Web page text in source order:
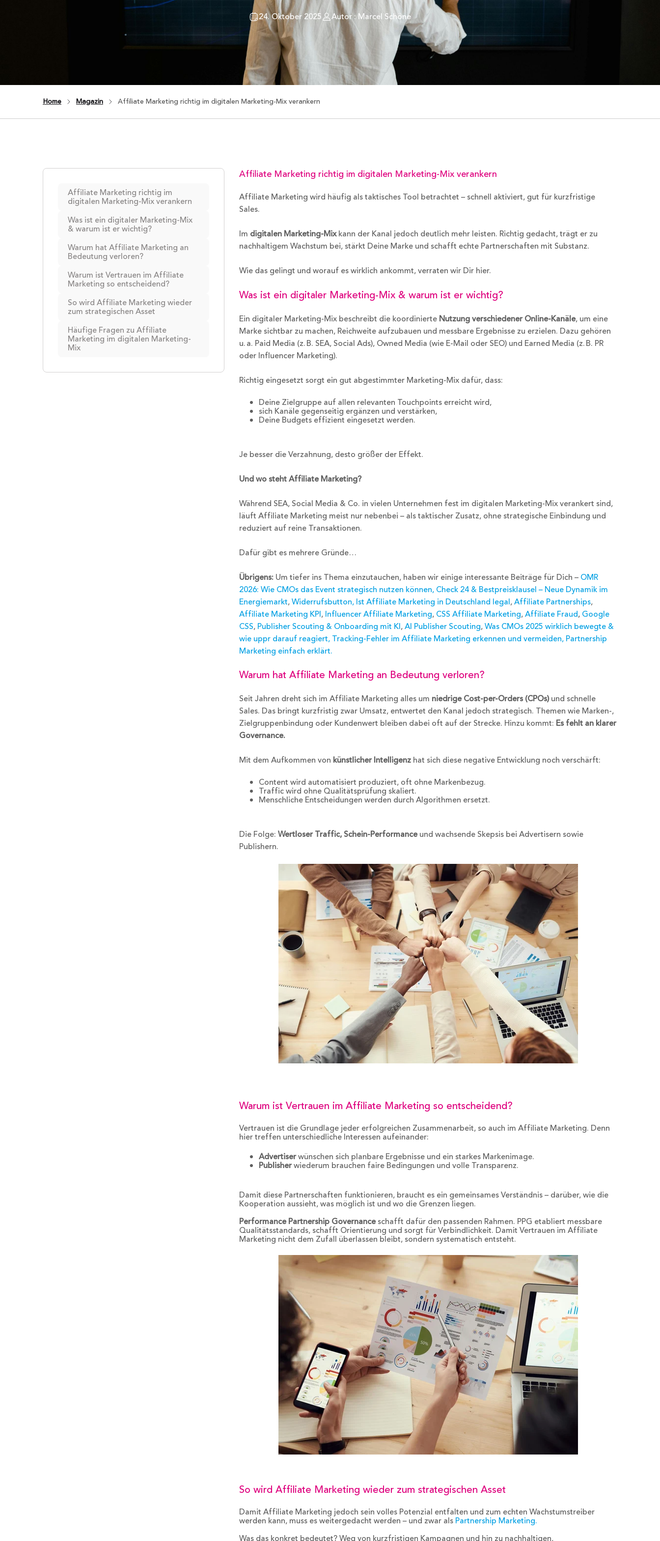
24. Oktober 2025 Autor : Marcel Schöne
Home Magazin Affiliate Marketing richtig im digitalen Marketing-Mix verankern
Affiliate Marketing richtig im
digitalen Marketing-Mix verankern
Was ist ein digitaler Marketing-Mix
& warum ist er wichtig?
Warum hat Affiliate Marketing an
Bedeutung verloren?
Warum ist Vertrauen im Affiliate
Marketing so entscheidend?
So wird Affiliate Marketing wieder
zum strategischen Asset
Häufige Fragen zu Affiliate
Marketing im digitalen Marketing-
Mix
Affiliate Marketing richtig im digitalen Marketing-Mix verankern
Affiliate Marketing wird häufig als taktisches Tool betrachtet – schnell aktiviert, gut für kurzfristige
Sales.
Im digitalen Marketing-Mixkann der Kanal jedoch deutlich mehr leisten. Richtig gedacht, trägt er zu
nachhaltigem Wachstum bei, stärkt Deine Marke und schafft echte Partnerschaften mit Substanz.
Wie das gelingt und worauf es wirklich ankommt, verraten wir Dir hier.
Was ist ein digitaler Marketing-Mix & warum ist er wichtig?
Ein digitaler Marketing-Mix beschreibt die koordinierte Nutzung verschiedener Online-Kanäle, um eine
Marke sichtbar zu machen, Reichweite aufzubauen und messbare Ergebnisse zu erzielen. Dazu gehören
u. a. Paid Media (z. B. SEA, Social Ads), Owned Media (wie E-Mail oder SEO) und Earned Media (z. B. PR
oder Influencer Marketing).
Richtig eingesetzt sorgt ein gut abgestimmter Marketing-Mix dafür, dass:
Deine Zielgruppe auf allen relevanten Touchpoints erreicht wird,
sich Kanäle gegenseitig ergänzen und verstärken,
Deine Budgets effizient eingesetzt werden.
Je besser die Verzahnung, desto größer der Effekt.
Und wo steht Affiliate Marketing?
Während SEA, Social Media & Co. in vielen Unternehmen fest im digitalen Marketing-Mix verankert sind,
läuft Affiliate Marketing meist nur nebenbei – als taktischer Zusatz, ohne strategische Einbindung und
reduziert auf reine Transaktionen.
Dafür gibt es mehrere Gründe…
Übrigens: Um tiefer ins Thema einzutauchen, haben wir einige interessante Beiträge für Dich – OMR
2026: Wie CMOs das Event strategisch nutzen können, Check 24 & Bestpreisklausel – Neue Dynamik im
Energiemarkt,Widerrufsbutton, Ist Affiliate Marketing in Deutschland legal,Affiliate Partnerships,
Affiliate Marketing KPI, Influencer Affiliate Marketing, CSS Affiliate Marketing,Affiliate Fraud, Google
CSS, Publisher Scouting & Onboarding mit KI,AI Publisher Scouting,Was CMOs 2025 wirklich bewegte &
wie uppr darauf reagiert, Tracking-Fehler im Affiliate Marketing erkennen und vermeiden, Partnership
Marketing einfach erklärt.
Warum hat Affiliate Marketing an Bedeutung verloren?
Seit Jahren dreht sich im Affiliate Marketing alles um niedrige Cost-per-Orders (CPOs)und schnelle
Sales. Das bringt kurzfristig zwar Umsatz, entwertet den Kanal jedoch strategisch. Themen wie Marken-,
Zielgruppenbindung oder Kundenwert bleiben dabei oft auf der Strecke. Hinzu kommt: Es fehlt an klarer
Governance.
Mit dem Aufkommen von künstlicher Intelligenz hat sich diese negative Entwicklung noch verschärft:
Content wird automatisiert produziert, oft ohne Markenbezug.
Traffic wird ohne Qualitätsprüfung skaliert.
Menschliche Entscheidungen werden durch Algorithmen ersetzt.
Die Folge: Wertloser Traffic, Schein-Performanceund wachsende Skepsis bei Advertisern sowie
Publishern.
Warum ist Vertrauen im Affiliate Marketing so entscheidend?
Vertrauen ist die Grundlage jeder erfolgreichen Zusammenarbeit, so auch im Affiliate Marketing. Denn
hier treffen unterschiedliche Interessen aufeinander:
Advertiserwünschen sich planbare Ergebnisse und ein starkes Markenimage.
Publisherwiederum brauchen faire Bedingungen und volle Transparenz.
Damit diese Partnerschaften funktionieren, braucht es ein gemeinsames Verständnis – darüber, wie die
Kooperation aussieht, was möglich ist und wo die Grenzen liegen.
Performance Partnership Governanceschafft dafür den passenden Rahmen. PPG etabliert messbare
Qualitätsstandards, schafft Orientierung und sorgt für Verbindlichkeit. Damit Vertrauen im Affiliate
Marketing nicht dem Zufall überlassen bleibt, sondern systematisch entsteht.
So wird Affiliate Marketing wieder zum strategischen Asset
Damit Affiliate Marketing jedoch sein volles Potenzial entfalten und zum echten Wachstumstreiber
werden kann, muss es weitergedacht werden – und zwar als Partnership Marketing.